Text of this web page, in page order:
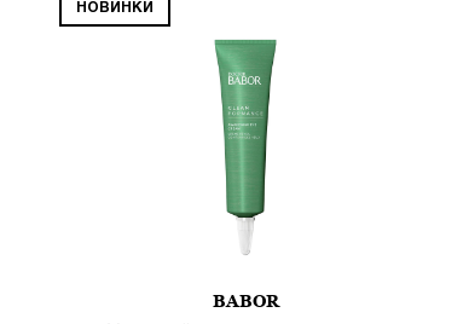
НОВИНКИ
BABOR